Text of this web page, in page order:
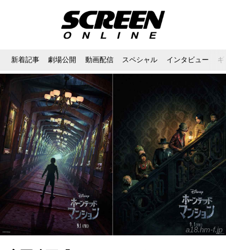
新着記事 劇場公開 動画配信 スペシャル インタビュー
a18.hm-f.jp